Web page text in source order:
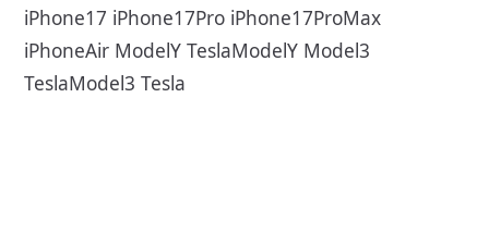
iPhone17 iPhone17Pro iPhone17ProMax
iPhoneAir ModelY TeslaModelY Model3
TeslaModel3 Tesla